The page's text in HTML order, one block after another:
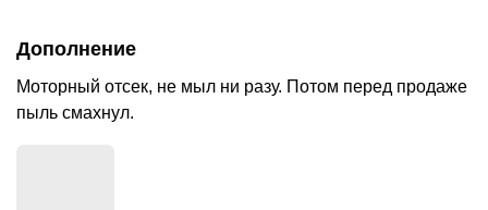
Дополнение
Моторный отсек, не мыл ни разу. Потом перед продаже
пыль смахнул.